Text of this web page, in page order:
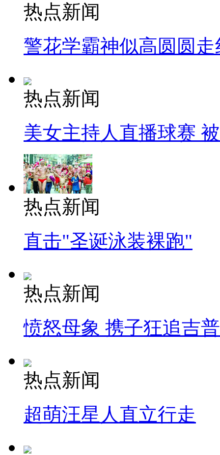
热点新闻
警花学霸神似高圆圆走
热点新闻
美女主持人直播球赛
热点新闻
直击"圣诞泳装裸跑"
热点新闻
愤怒母象 携子狂追吉
热点新闻
超萌汪星人直立行走